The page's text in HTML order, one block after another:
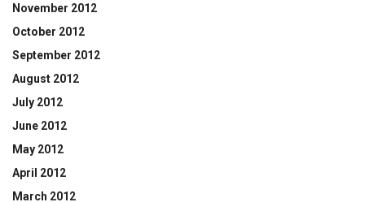
November 2012
October 2012
September 2012
August 2012
July 2012
June 2012
May 2012
April 2012
March 2012